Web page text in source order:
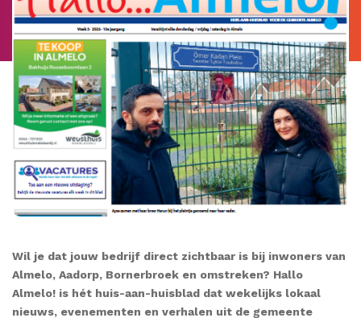
Wil je dat jouw bedrijf direct zichtbaar is bij inwoners van
Almelo, Aadorp, Bornerbroek en omstreken? Hallo
Almelo! is hét huis-aan-huisblad dat wekelijks lokaal
nieuws, evenementen en verhalen uit de gemeente